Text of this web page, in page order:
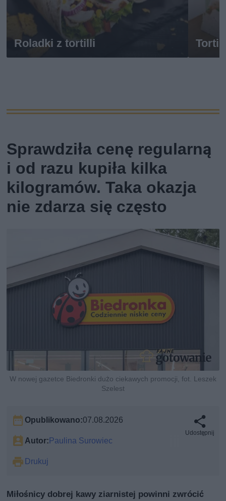
Roladki z tortilli
Sprawdziła cenę regularną
i od razu kupiła kilka
kilogramów. Taka okazja
nie zdarza się często
W nowej gazetce Biedronki dużo ciekawych promocji, fot. Leszek
Szelest
Opublikowano:07.08.2026
Autor:Paulina Surowiec
Drukuj
Udostępnij
Miłośnicy dobrej kawy ziarnistej powinni zwrócić